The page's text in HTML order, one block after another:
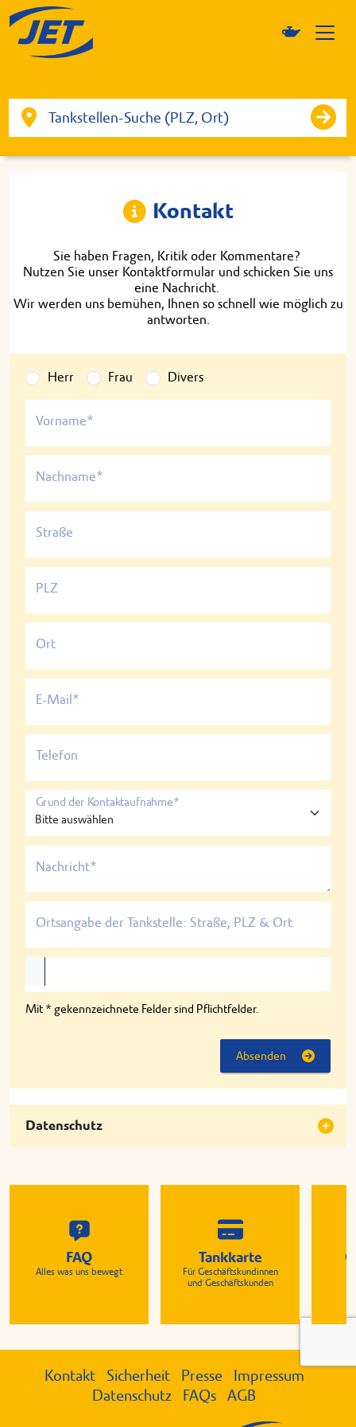
Kontakt
Sie haben Fragen, Kritik oder Kommentare?
Nutzen Sie unser Kontaktformular und schicken Sie uns
eine Nachricht.
Wir werden uns bemühen, Ihnen so schnell wie möglich zu
antworten.
Herr Frau Divers
Vorname*
Nachname*
Straße
PLZ
Ort
E-Mail*
Telefon
Grund der Kontaktaufnahme*
Nachricht*
Ortsangabe der Tankstelle: Straße, PLZ & Ort
Mit * gekennzeichnete Felder sind Pflichtfelder.
Absenden
Datenschutz
FAQ
Alles was uns bewegt
Tankkarte
Für Geschäftskundinnen
und Geschäftskunden
Kontakt Sicherheit Presse
Impressum
Datenschutz
FAQs AGB